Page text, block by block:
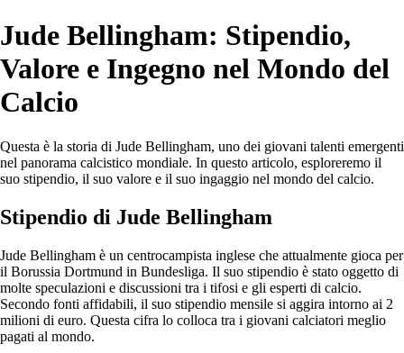
Jude Bellingham: Stipendio,
Valore e Ingegno nel Mondo del
Calcio
Questa è la storia di Jude Bellingham, uno dei giovani talenti emergenti
nel panorama calcistico mondiale. In questo articolo, esploreremo il
suo stipendio, il suo valore e il suo ingaggio nel mondo del calcio.
Stipendio di Jude Bellingham
Jude Bellingham è un centrocampista inglese che attualmente gioca per
il Borussia Dortmund in Bundesliga. Il suo stipendio è stato oggetto di
molte speculazioni e discussioni tra i tifosi e gli esperti di calcio.
Secondo fonti affidabili, il suo stipendio mensile si aggira intorno ai 2
milioni di euro. Questa cifra lo colloca tra i giovani calciatori meglio
pagati al mondo.